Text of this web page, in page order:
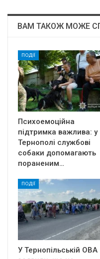
ВАМ ТАКОЖ МОЖЕ
ПОДІЇ
Психоемоційна
підтримка важлива: у
Тернополі службові
собаки допомагають
пораненим…
ПОДІЇ
У Тернопільській ОВА